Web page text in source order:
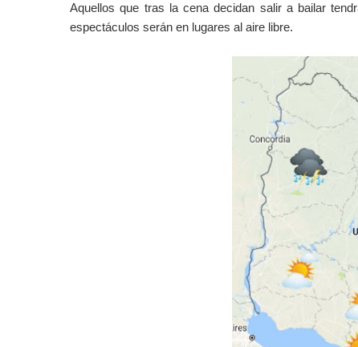
Aquellos que tras la cena decidan salir a bailar
espectáculos serán en lugares al aire libre.